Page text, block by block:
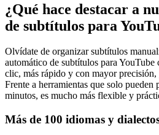
¿Qué hace destacar a
de subtítulos para
Olvídate de organizar subtítulos
automático de subtítulos para
clic, más rápido y con mayor
Frente a herramientas que solo pueden
minutos, es mucho más flexible y
Más de 100 idiomas y